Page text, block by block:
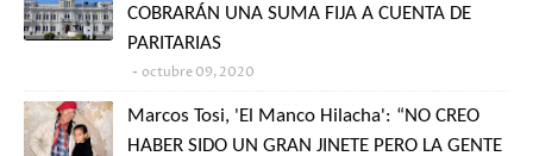
COBRARÁN UNA SUMA FIJA A CUENTA DE
PARITARIAS
octubre 09, 2020
Marcos Tosi, 'El Manco Hilacha': “NO CREO
HABER SIDO UN GRAN JINETE PERO LA GENTE